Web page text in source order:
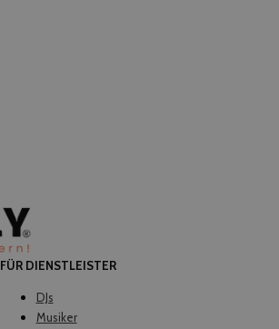
FÜR DIENSTLEISTER
DJs
Musiker